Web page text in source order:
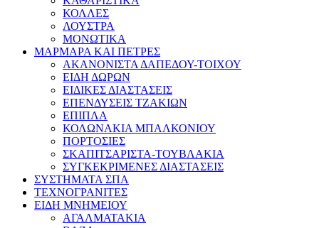
ΚΟΛΛΕΣ
ΛΟΥΣΤΡΑ
ΜΟΝΩΤΙΚΑ
ΜΑΡΜΑΡΑ ΚΑΙ ΠΕΤΡΕΣ
ΑΚΑΝΟΝΙΣΤΑ ΔΑΠΕΔΟΥ-ΤΟΙΧΟΥ
ΕΙΔΗ ΔΩΡΩΝ
ΕΙΔΙΚΕΣ ΔΙΑΣΤΑΣΕΙΣ
ΕΠΕΝΔΥΣΕΙΣ ΤΖΑΚΙΩΝ
ΕΠΙΠΛΑ
ΚΟΛΩΝΑΚΙΑ ΜΠΑΛΚΟΝΙΟΥ
ΠΟΡΤΟΣΙΕΣ
ΣΚΑΠΙΤΣΑΡΙΣΤΑ-ΤΟΥΒΛΑΚΙΑ
ΣΥΓΚΕΚΡΙΜΕΝΕΣ ΔΙΑΣΤΑΣΕΙΣ
ΣΥΣΤΗΜΑΤΑ ΣΠΑ
ΤΕΧΝΟΓΡΑΝΙΤΕΣ
ΕΙΔΗ ΜΝΗΜΕΙΟΥ
ΑΓΑΛΜΑΤΑΚΙΑ